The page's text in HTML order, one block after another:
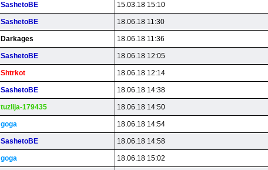
SashetoBE 15.03.18 15:10
SashetoBE 18.06.18 11:30
Darkages 18.06.18 11:36
SashetoBE 18.06.18 12:05
Shtrkot 18.06.18 12:14
SashetoBE 18.06.18 14:38
tuzlija-179435 18.06.18 14:50
goga 18.06.18 14:54
SashetoBE 18.06.18 14:58
goga 18.06.18 15:02